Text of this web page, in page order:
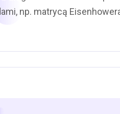
np. matrycą